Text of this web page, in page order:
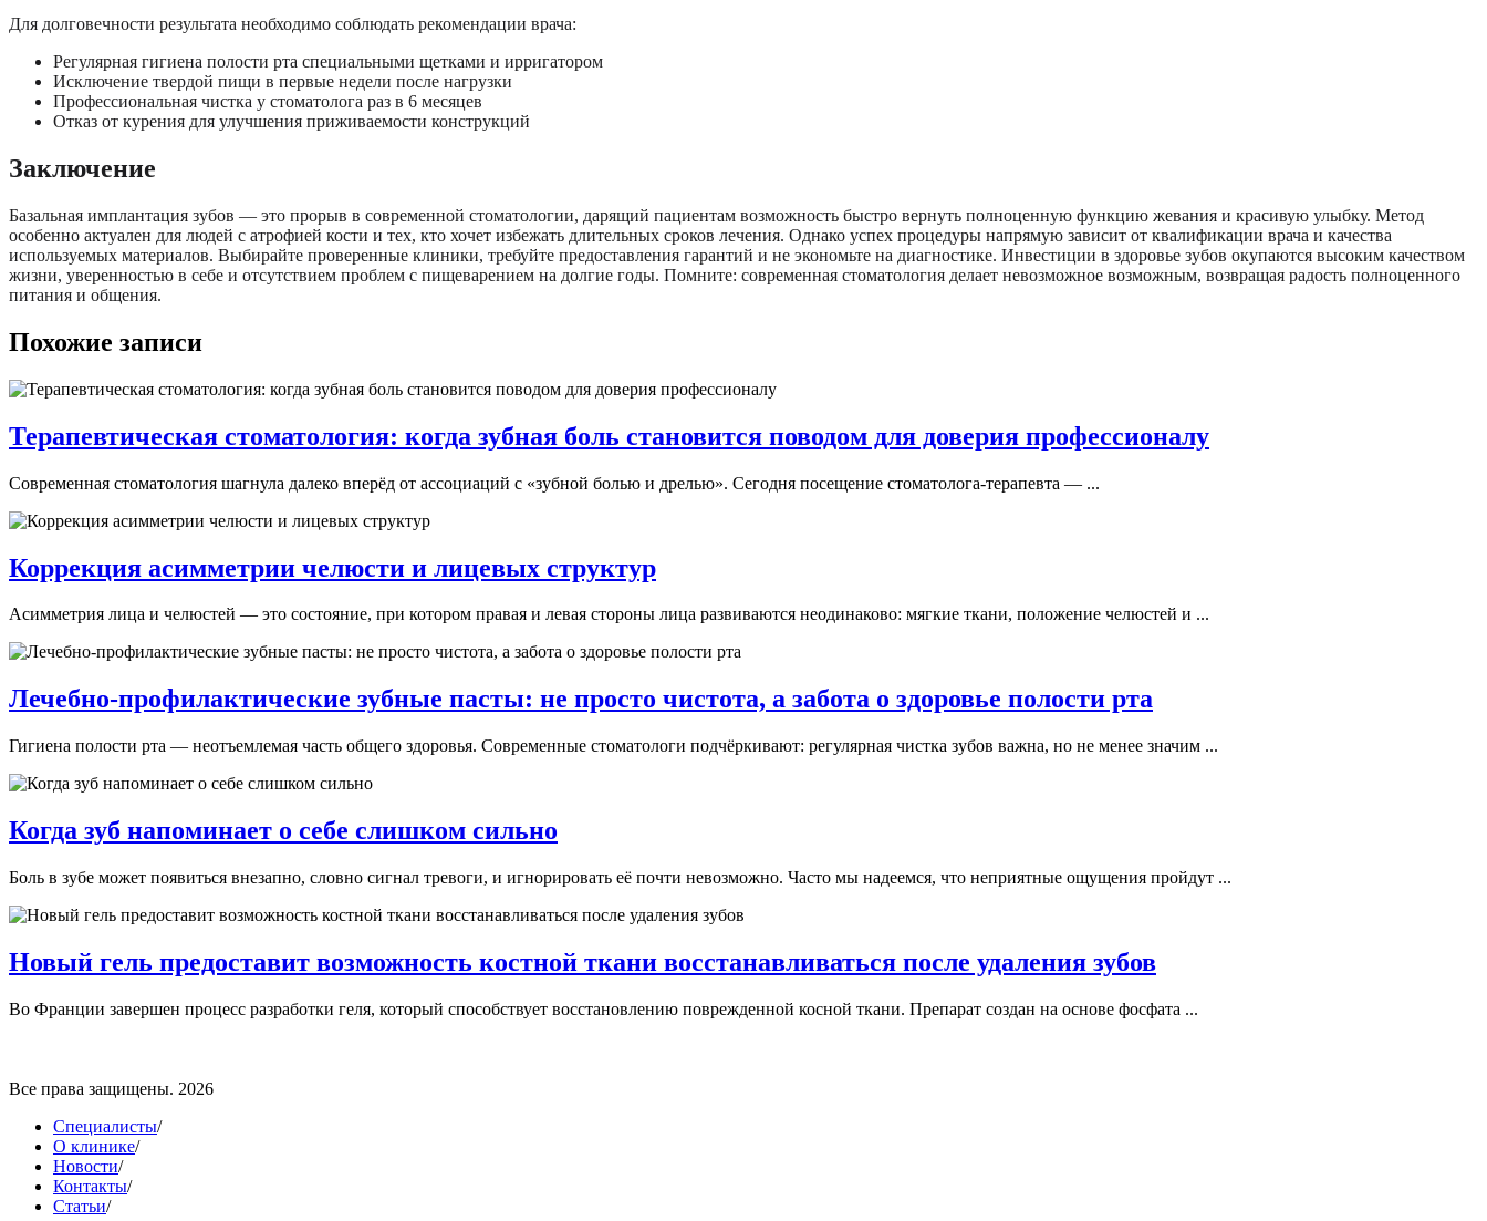
Для долговечности результата необходимо соблюдать рекомендации врача:
Регулярная гигиена полости рта специальными щетками и ирригатором
Исключение твердой пищи в первые недели после нагрузки
Профессиональная чистка у стоматолога раз в 6 месяцев
Отказ от курения для улучшения приживаемости конструкций
Заключение
Базальная имплантация зубов — это прорыв в современной стоматологии, дарящий пациентам возможность быстро вернуть полноценную функцию жевания и красивую улыбку. Метод
особенно актуален для людей с атрофией кости и тех, кто хочет избежать длительных сроков лечения. Однако успех процедуры напрямую зависит от квалификации врача и качества
используемых материалов. Выбирайте проверенные клиники, требуйте предоставления гарантий и не экономьте на диагностике. Инвестиции в здоровье зубов окупаются высоким качеством
жизни, уверенностью в себе и отсутствием проблем с пищеварением на долгие годы. Помните: современная стоматология делает невозможное возможным, возвращая радость полноценного
питания и общения.
Похожие записи
Терапевтическая стоматология: когда зубная боль становится поводом для доверия профессионалу
Современная стоматология шагнула далеко вперёд от ассоциаций с «зубной болью и дрелью». Сегодня посещение стоматолога-терапевта — ...
Коррекция асимметрии челюсти и лицевых структур
Асимметрия лица и челюстей — это состояние, при котором правая и левая стороны лица развиваются неодинаково: мягкие ткани, положение челюстей и ...
Лечебно-профилактические зубные пасты: не просто чистота, а забота о здоровье полости рта
Гигиена полости рта — неотъемлемая часть общего здоровья. Современные стоматологи подчёркивают: регулярная чистка зубов важна, но не менее значим ...
Когда зуб напоминает о себе слишком сильно
Боль в зубе может появиться внезапно, словно сигнал тревоги, и игнорировать её почти невозможно. Часто мы надеемся, что неприятные ощущения пройдут ...
Новый гель предоставит возможность костной ткани восстанавливаться после удаления зубов
Во Франции завершен процесс разработки геля, который способствует восстановлению поврежденной косной ткани. Препарат создан на основе фосфата ...
Все права защищены. 2026
Специалисты/
О клинике/
Новости/
Контакты/
Статьи/